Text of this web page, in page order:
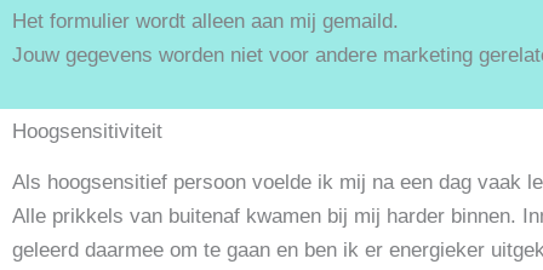
Het formulier wordt alleen aan mij gemaild.
Jouw gegevens worden niet voor andere marketing
Hoogsensitiviteit
Als hoogsensitief persoon voelde ik mij na een dag vaak
Alle prikkels van buitenaf kwamen bij mij harder binnen.
geleerd daarmee om te gaan en ben ik er energieker